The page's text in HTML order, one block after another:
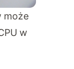
może
w